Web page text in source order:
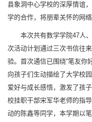
县象洞中心学校的深厚情谊
学的合作，将朋辈关怀的网络
本次共有数学学院47人
次活动计划通过三次书信往
验。首次通信已围绕“笔友你
向孩子们生动描绘了大学校
爱好与成长感悟，激发了孩
校挂职干部宋军华老师的指
动的陈鑫等同学，本学期以